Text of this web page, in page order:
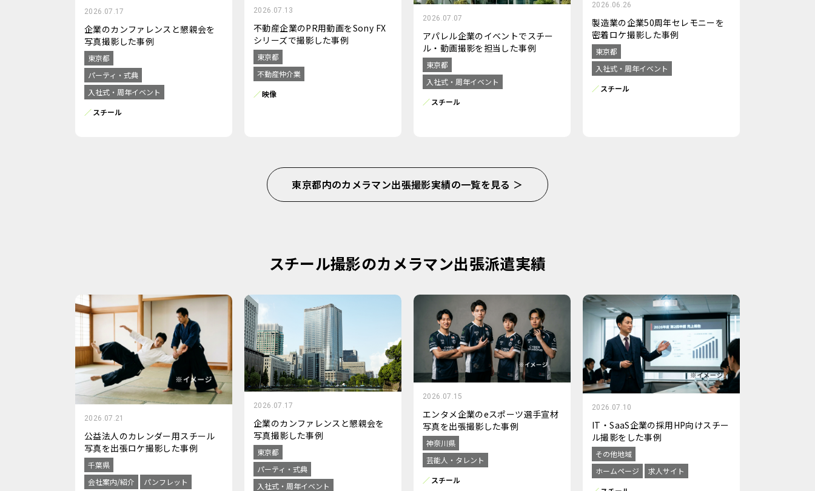
2026.07.17
企業のカンファレンスと懇親会を
写真撮影した事例
東京都
パーティ・式典
入社式・周年イベント
スチール
2026.07.13
不動産企業のPR用動画をSony FX
シリーズで撮影した事例
東京都
不動産仲介業
映像
2026.07.07
アパレル企業のイベントでスチー
ル・動画撮影を担当した事例
東京都
入社式・周年イベント
スチール
2026.06.26
製造業の企業50周年セレモニーを
密着ロケ撮影した事例
東京都
入社式・周年イベント
スチール
東京都内のカメラマン出張撮影実績の一覧を見る ＞
スチール撮影のカメラマン出張派遣実績
2026.07.21
公益法人のカレンダー用スチール
写真を出張ロケ撮影した事例
千葉県
会社案内/紹介
パンフレット
2026.07.17
企業のカンファレンスと懇親会を
写真撮影した事例
東京都
パーティ・式典
入社式・周年イベント
2026.07.15
エンタメ企業のeスポーツ選手宣材
写真を出張撮影した事例
神奈川県
芸能人・タレント
スチール
2026.07.10
IT・SaaS企業の採用HP向けスチー
ル撮影をした事例
その他地域
ホームページ
求人サイト